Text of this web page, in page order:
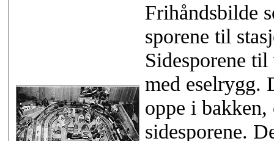
Frihåndsbilde
sporene til
Sidesporene
med eselrygg.
oppe i
sidesporene.